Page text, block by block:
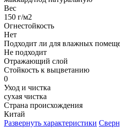
Вес
150 г/м2
Огнестойкость
Нет
Подходит ли для влажных
Не подходит
Отражающий слой
Стойкость к выцветанию
0
Уход и чистка
сухая чистка
Страна происхождения
Китай
Развернуть характеристики